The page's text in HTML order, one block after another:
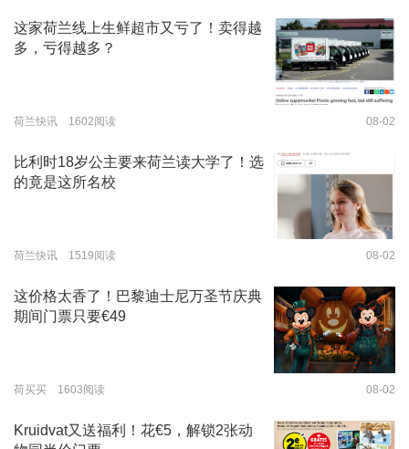
这家荷兰线上生鲜超市又亏了！卖得越
多，亏得越多？
荷兰快讯 1602阅读 08-02
比利时18岁公主要来荷兰读大学了！选
的竟是这所名校
荷兰快讯 1519阅读 08-02
这价格太香了！巴黎迪士尼万圣节庆典
期间门票只要€49
荷买买 1603阅读 08-02
Kruidvat又送福利！花€5，解锁2张动